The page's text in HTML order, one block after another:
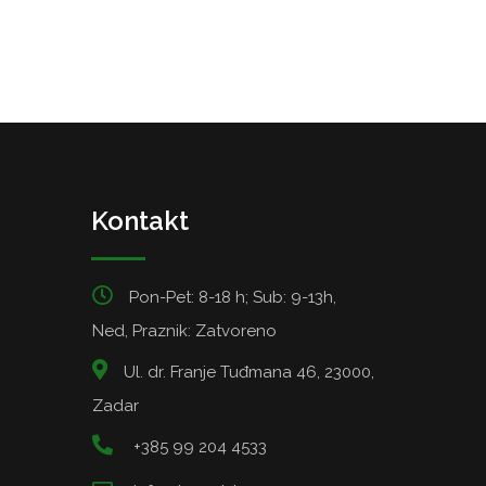
Kontakt
Pon-Pet: 8-18 h; Sub: 9-13h,
Ned, Praznik: Zatvoreno
Ul. dr. Franje Tuđmana 46, 23000,
Zadar
+385 99 204 4533